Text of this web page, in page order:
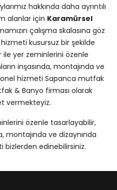
hakkında daha ayrıntılı
alanlar için Karamürsel
çalışma skalasına göz
kusursuz bir şekilde
ile yer zeminlerini özenle
inşasında, montajında ve
hizmeti Sapanca mutfak
& Banyo firması olarak
vermekteyiz.
özenle tasarlayabilir,
montajında ve dizaynında
edinebilirsiniz.